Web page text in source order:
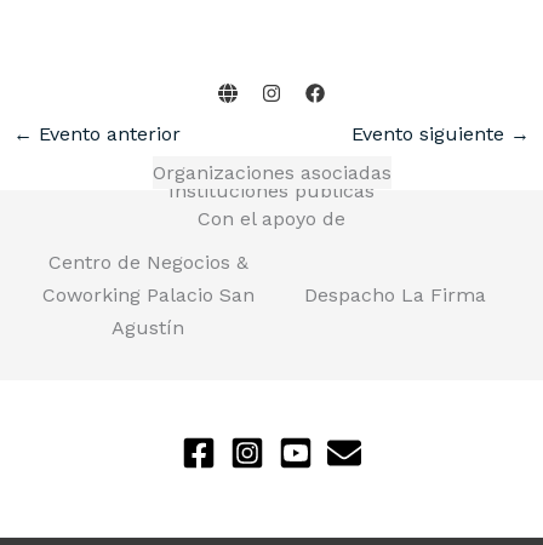
← Evento anterior Evento siguiente →
Con el apoyo de
Instituciones públicas
Organizaciones asociadas
Centro de Negocios &
Coworking Palacio San
Agustín
Despacho La Firma